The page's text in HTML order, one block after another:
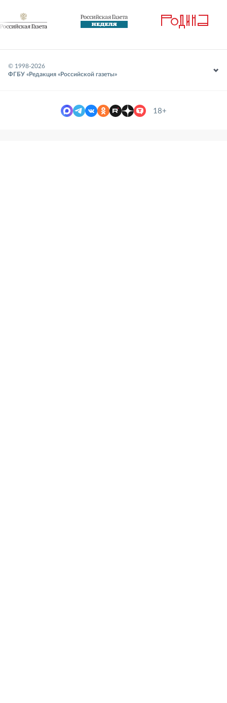
© 1998-2026
ФГБУ «Редакция «Российской газеты»
18+